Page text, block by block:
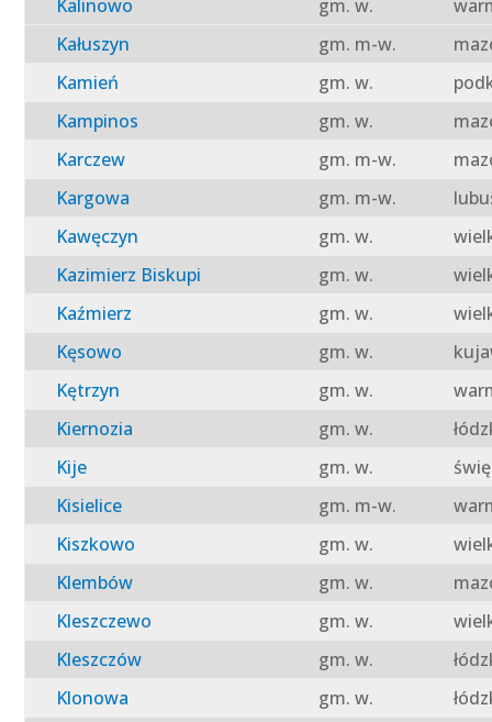
Kalinowo
gm. w.
Kałuszyn
gm. m-w.
Kamień
gm. w.
Kampinos
gm. w.
Karczew
gm. m-w.
Kargowa
gm. m-w.
Kawęczyn
gm. w.
Kazimierz Biskupi
gm. w.
Kaźmierz
gm. w.
Kęsowo
gm. w.
Kętrzyn
gm. w.
Kiernozia
gm. w.
Kije
gm. w.
Kisielice
gm. m-w.
Kiszkowo
gm. w.
Klembów
gm. w.
Kleszczewo
gm. w.
Kleszczów
gm. w.
Klonowa
gm. w.